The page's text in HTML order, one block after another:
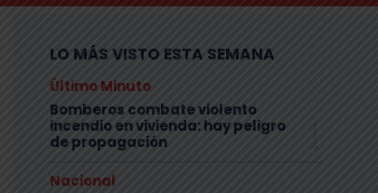
LO MÁS VISTO ESTA SEMANA
Último Minuto
Bomberos combate violento
incendio en vivienda: hay peligro
de propagación
Nacional